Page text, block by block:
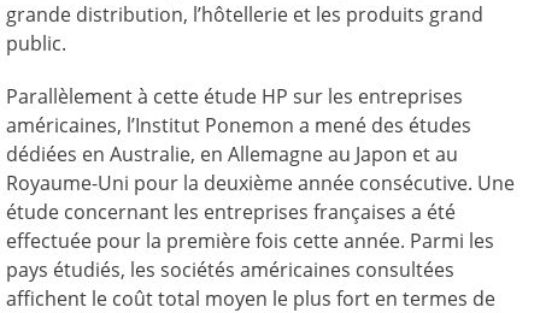
grande distribution, l’hôtellerie et les produits grand
public.
Parallèlement à cette étude HP sur les entreprises
américaines, l’Institut Ponemon a mené des études
dédiées en Australie, en Allemagne au Japon et au
Royaume-Uni pour la deuxième année consécutive. Une
étude concernant les entreprises françaises a été
effectuée pour la première fois cette année. Parmi les
pays étudiés, les sociétés américaines consultées
affichent le coût total moyen le plus fort en termes de